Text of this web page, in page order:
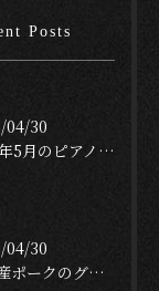
Posts
04/30
✨2026年5月のピアノナイト✨
04/30
山梨県産ポークのグリル — ガーリック・テリヤキ・ソース🐖🔥...